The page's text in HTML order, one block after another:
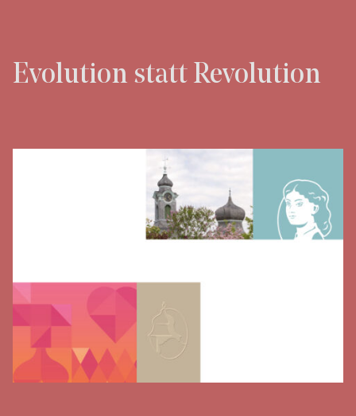
Evolution statt Revolution